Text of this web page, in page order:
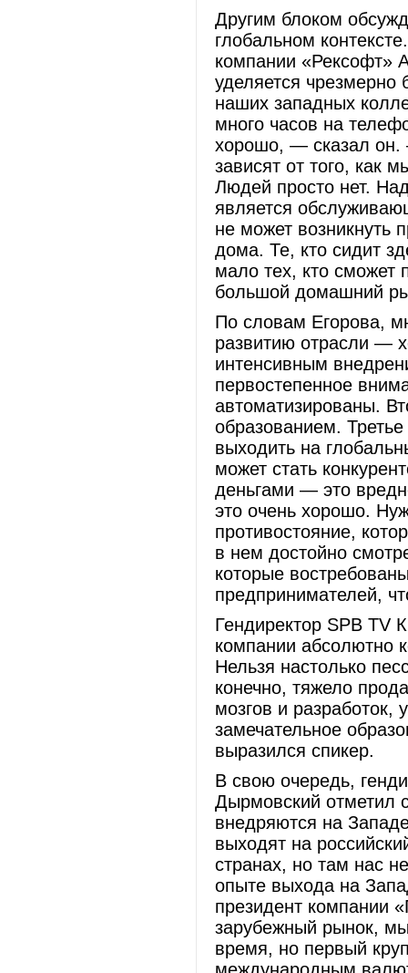
Другим блоком
глобальном
компании «Рексофт»
уделяется
наших западных
много часов на
хорошо, — сказал он.
зависят от того, как
Людей просто нет.
является
не может возникнуть
дома. Те, кто сидит
мало тех, кто сможет
большой домашний
По словам Егорова,
развитию отрасли —
интенсивным
первостепенное
автоматизированы.
образованием.
выходить на
может стать
деньгами — это
это очень хорошо.
противостояние,
в нем достойно
которые
предпринимателей,
Гендиректор SPB TV
компании абсолютно
Нельзя настолько
конечно, тяжело
мозгов и разработок,
замечательное
выразился спикер.
В свою очередь,
Дырмовский отметил
внедряются на
выходят на
странах, но там нас
опыте выхода на
президент компании
зарубежный рынок,
время, но первый